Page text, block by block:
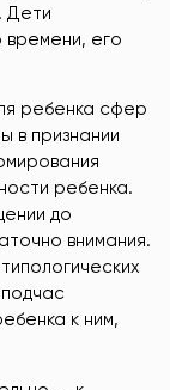
Дети
его
ребенка сфер
в признании
ребенка.
до
внимания.
к ним,